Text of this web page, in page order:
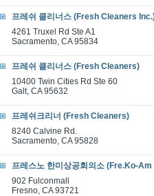
프레쉬 클리너스 (Fresh Cleaners
4261 Truxel Rd Ste A1
Sacramento, CA 95834
프레쉬 클리너스 (Fresh Cleaners)
10400 Twin Cities Rd Ste 60
Galt, CA 95632
프레쉬크리너 (Fresh Cleaners)
8240 Calvine Rd.
Sacramento, CA 95828
프레스노 한미상공회의소 (Fre.Ko-
902 Fulconmall
Fresno, CA 93721